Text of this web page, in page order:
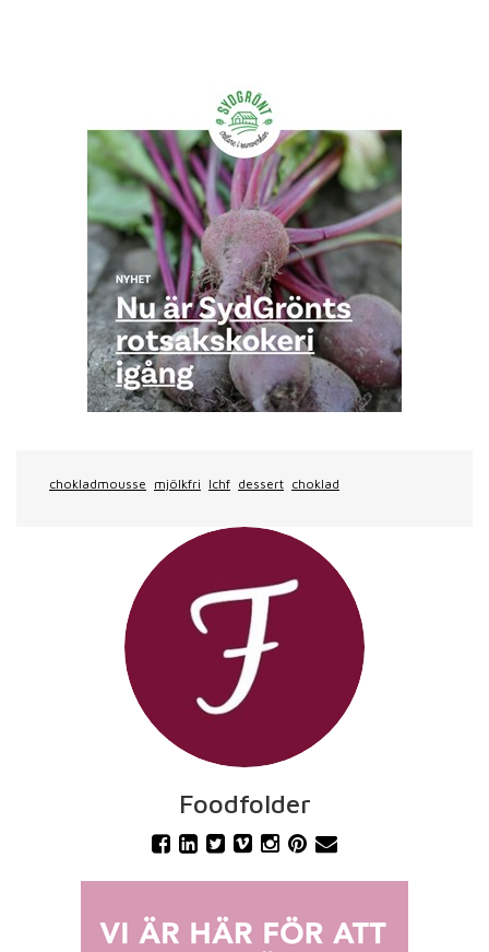
chokladmousse mjölkfri lchf dessert choklad
Foodfolder